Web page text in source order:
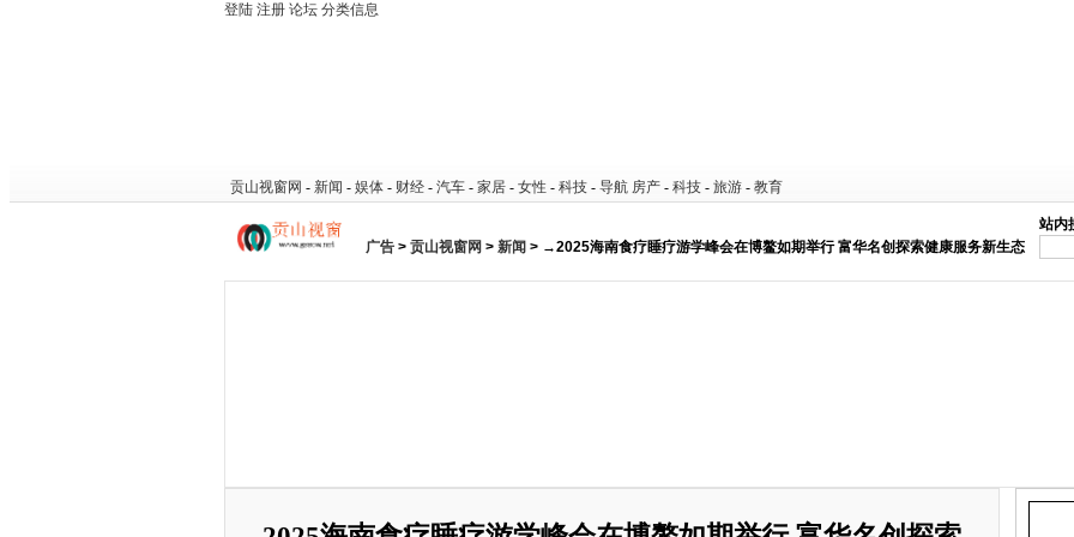
登陆 注册 论坛 分类信息
贡山视窗网 - 新闻 - 娱体 - 财经 - 汽车 - 家居 - 女性 - 科技 - 导航 房产 - 科技 - 旅游 - 教育
广告 > 贡山视窗网 > 新闻 > →2025海南食疗睡疗游学峰会在博鳌如期举行 富华名创探索健康服务新生态
站内